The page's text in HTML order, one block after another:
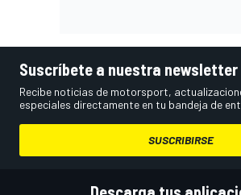
Suscríbete a nuestra newsletter
Recibe noticias de motorsport,
especiales directamente en tu bandeja de
SUSCRIBIRSE